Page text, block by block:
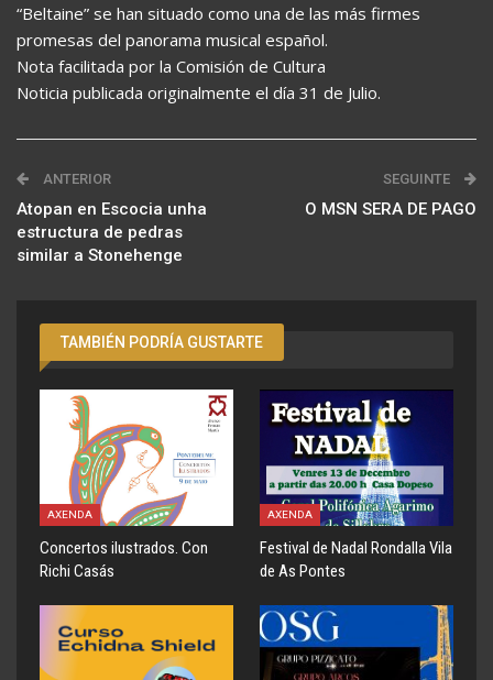
“Beltaine” se han situado como una de las más firmes
promesas del panorama musical español.
Nota facilitada por la Comisión de Cultura
Noticia publicada originalmente el día 31 de Julio.
ANTERIOR
Atopan en Escocia unha
estructura de pedras
similar a Stonehenge
SEGUINTE
O MSN SERA DE PAGO
TAMBIÉN PODRÍA GUSTARTE
AXENDA
Concertos ilustrados. Con
Richi Casás
AXENDA
Festival de Nadal Rondalla Vila
de As Pontes